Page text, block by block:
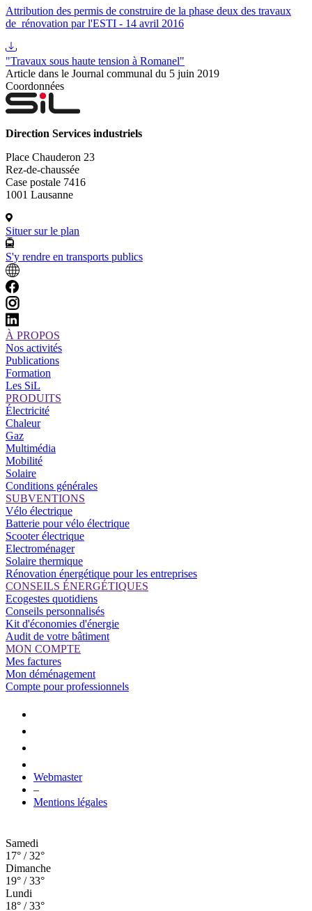
Attribution des permis de construire de la phase deux des travaux
de rénovation par l'ESTI - 14 avril 2016
"Travaux sous haute tension à Romanel"
Article dans le Journal communal du 5 juin 2019
Coordonnées
Direction Services industriels
Place Chauderon 23
Rez-de-chaussée
Case postale 7416
1001 Lausanne
Situer sur le plan
S'y rendre en transports publics
À PROPOS
Nos activités
Publications
Formation
Les SiL
PRODUITS
Électricité
Chaleur
Gaz
Multimédia
Mobilité
Solaire
Conditions générales
SUBVENTIONS
Vélo électrique
Batterie pour vélo électrique
Scooter électrique
Electroménager
Solaire thermique
Rénovation énergétique pour les entreprises
CONSEILS ÉNERGÉTIQUES
Ecogestes quotidiens
Conseils personnalisés
Kit d'économies d'énergie
Audit de votre bâtiment
MON COMPTE
Mes factures
Mon déménagement
Compte pour professionnels
Webmaster
–
Mentions légales
Samedi
17° / 32°
Dimanche
19° / 33°
Lundi
18° / 33°